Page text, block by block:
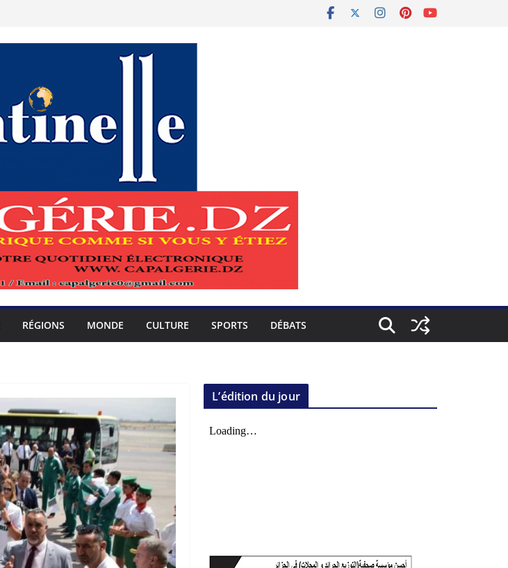
RÉGIONS MONDE CULTURE SPORTS DÉBATS
L’édition du jour